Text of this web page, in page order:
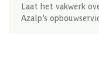
Laat het vakwerk
Azalp’s